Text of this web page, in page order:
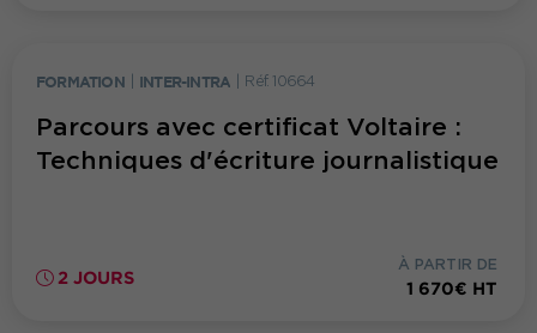
FORMATION INTER-INTRA Réf. 10664
Parcours avec certificat Voltaire :
Techniques d'écriture journalistique
2 JOURS
À PARTIR DE
1 670€ HT